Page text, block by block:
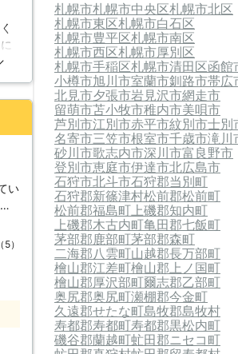
い
（5）
札幌市札幌市中央区札幌市北区
札幌市東区札幌市白石区
札幌市豊平区札幌市南区
札幌市西区札幌市厚別区
札幌市手稲区札幌市清田区函館
小樽市旭川市室蘭市釧路市帯広
北見市夕張市岩見沢市網走市
留萌市苫小牧市稚内市美唄市
芦別市江別市赤平市紋別市士別
名寄市三笠市根室市千歳市滝川
砂川市歌志内市深川市富良野市
登別市恵庭市伊達市北広島市
石狩市北斗市石狩郡当別町
石狩郡新篠津村松前郡松前町
松前郡福島町上磯郡知内町
上磯郡木古内町亀田郡七飯町
茅部郡鹿部町茅部郡森町
二海郡八雲町山越郡長万部町
檜山郡江差町檜山郡上ノ国町
檜山郡厚沢部町爾志郡乙部町
奥尻郡奥尻町瀬棚郡今金町
久遠郡せたな町島牧郡島牧村
寿都郡寿都町寿都郡黒松内町
磯谷郡蘭越町虻田郡ニセコ町